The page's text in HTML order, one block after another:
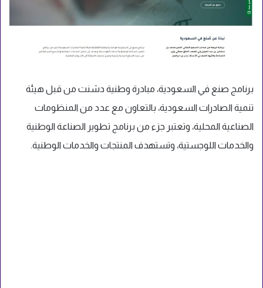
برنامج صنع في السعودية، مبادرة وطنية دشنت من قبل هيئة
تنمية الصادرات السعودية، بالتعاون مع عدد من المنظومات
الصناعية المحلية، وتعتبر جزء من برنامج تطوير الصناعة الوطنية
والخدمات اللوجستية، وتستهدف المنتجات والخدمات الوطنية.